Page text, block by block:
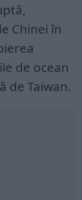
Chinei în
de ocean
de Taiwan.